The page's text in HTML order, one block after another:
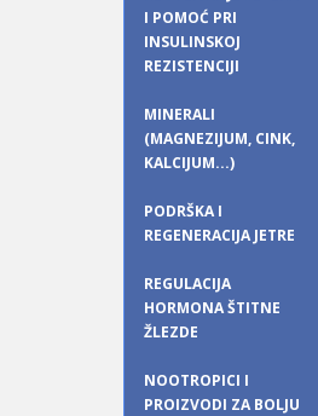
I POMOĆ PRI
INSULINSKOJ
REZISTENCIJI
MINERALI
(MAGNEZIJUM, CINK,
KALCIJUM...)
PODRŠKA I
REGENERACIJA JETRE
REGULACIJA
HORMONA ŠTITNE
ŽLEZDE
NOOTROPICI I
PROIZVODI ZA BOLJU